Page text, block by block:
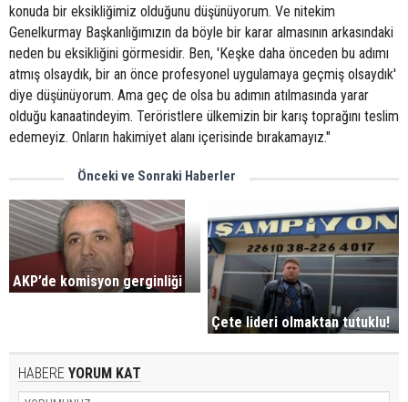
konuda bir eksikliğimiz olduğunu düşünüyorum. Ve nitekim
Genelkurmay Başkanlığımızın da böyle bir karar almasının arkasındaki
neden bu eksikliğini görmesidir. Ben, 'Keşke daha önceden bu adımı
atmış olsaydık, bir an önce profesyonel uygulamaya geçmiş olsaydık'
diye düşünüyorum. Ama geç de olsa bu adımın atılmasında yarar
olduğu kanaatindeyim. Teröristlere ülkemizin bir karış toprağını teslim
edemeyiz. Onların hakimiyet alanı içerisinde bırakamayız."
Önceki ve Sonraki Haberler
AKP’de komisyon gerginliği
Çete lideri olmaktan tutuklu!
HABERE YORUM KAT